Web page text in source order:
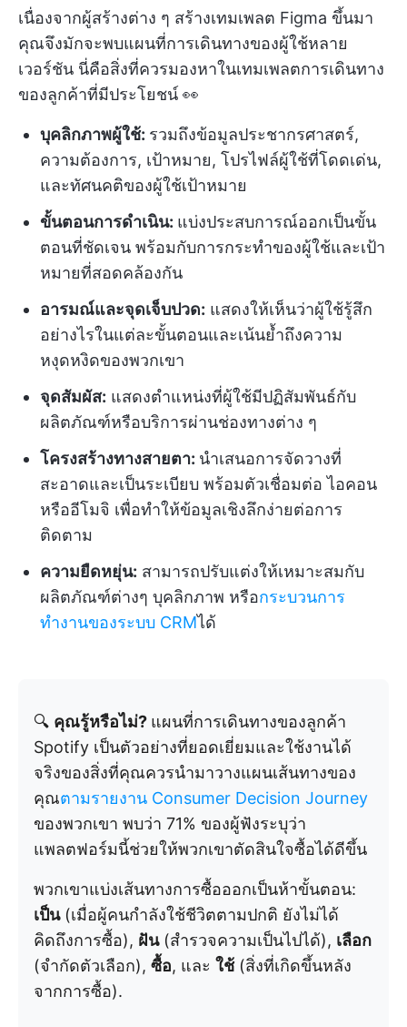
เนื่องจากผู้สร้างต่าง ๆ สร้างเทมเพลต Figma ขึ้นมา
คุณจึงมักจะพบแผนที่การเดินทางของผู้ใช้หลาย
เวอร์ชัน นี่คือสิ่งที่ควรมองหาในเทมเพลตการเดินทาง
ของลูกค้าที่มีประโยชน์ 👀
บุคลิกภาพผู้ใช้: รวมถึงข้อมูลประชากรศาสตร์,
ความต้องการ, เป้าหมาย, โปรไฟล์ผู้ใช้ที่โดดเด่น,
และทัศนคติของผู้ใช้เป้าหมาย
ขั้นตอนการดำเนิน: แบ่งประสบการณ์ออกเป็นขั้น
ตอนที่ชัดเจน พร้อมกับการกระทำของผู้ใช้และเป้า
หมายที่สอดคล้องกัน
อารมณ์และจุดเจ็บปวด: แสดงให้เห็นว่าผู้ใช้รู้สึก
อย่างไรในแต่ละขั้นตอนและเน้นย้ำถึงความ
หงุดหงิดของพวกเขา
จุดสัมผัส: แสดงตำแหน่งที่ผู้ใช้มีปฏิสัมพันธ์กับ
ผลิตภัณฑ์หรือบริการผ่านช่องทางต่าง ๆ
โครงสร้างทางสายตา: นำเสนอการจัดวางที่
สะอาดและเป็นระเบียบ พร้อมตัวเชื่อมต่อ ไอคอน
หรืออีโมจิ เพื่อทำให้ข้อมูลเชิงลึกง่ายต่อการ
ติดตาม
ความยืดหยุ่น: สามารถปรับแต่งให้เหมาะสมกับ
ผลิตภัณฑ์ต่างๆ บุคลิกภาพ หรือกระบวนการ
ทำงานของระบบ CRMได้
🔍 คุณรู้หรือไม่? แผนที่การเดินทางของลูกค้า
Spotify เป็นตัวอย่างที่ยอดเยี่ยมและใช้งานได้
จริงของสิ่งที่คุณควรนำมาวางแผนเส้นทางของ
คุณตามรายงาน Consumer Decision Journey
ของพวกเขา พบว่า 71% ของผู้ฟังระบุว่า
แพลตฟอร์มนี้ช่วยให้พวกเขาตัดสินใจซื้อได้ดีขึ้น
พวกเขาแบ่งเส้นทางการซื้อออกเป็นห้าขั้นตอน:
เป็น(เมื่อผู้คนกำลังใช้ชีวิตตามปกติ ยังไม่ได้
คิดถึงการซื้อ), ฝัน(สำรวจความเป็นไปได้), เลือก
(จำกัดตัวเลือก), ซื้อ, และ ใช้(สิ่งที่เกิดขึ้นหลัง
จากการซื้อ).